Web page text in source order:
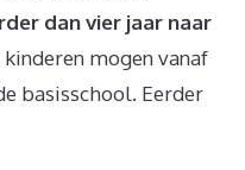
dan vier jaar naar
kinderen mogen vanaf
basisschool. Eerder